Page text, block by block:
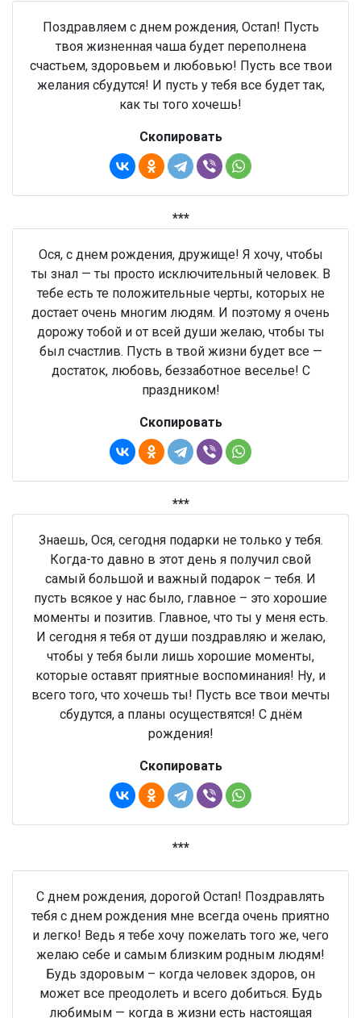
Поздравляем с днем рождения, Остап! Пусть
твоя жизненная чаша будет переполнена
счастьем, здоровьем и любовью! Пусть все твои
желания сбудутся! И пусть у тебя все будет так,
как ты того хочешь!
Скопировать
***
Ося, с днем рождения, дружище! Я хочу, чтобы
ты знал — ты просто исключительный человек. В
тебе есть те положительные черты, которых не
достает очень многим людям. И поэтому я очень
дорожу тобой и от всей души желаю, чтобы ты
был счастлив. Пусть в твой жизни будет все —
достаток, любовь, беззаботное веселье! С
праздником!
Скопировать
***
Знаешь, Ося, сегодня подарки не только у тебя.
Когда-то давно в этот день я получил свой
самый большой и важный подарок – тебя. И
пусть всякое у нас было, главное – это хорошие
моменты и позитив. Главное, что ты у меня есть.
И сегодня я тебя от души поздравляю и желаю,
чтобы у тебя были лишь хорошие моменты,
которые оставят приятные воспоминания! Ну, и
всего того, что хочешь ты! Пусть все твои мечты
сбудутся, а планы осуществятся! С днём
рождения!
Скопировать
***
С днем рождения, дорогой Остап! Поздравлять
тебя с днем рождения мне всегда очень приятно
и легко! Ведь я тебе хочу пожелать того же, чего
желаю себе и самым близким родным людям!
Будь здоровым – когда человек здоров, он
может все преодолеть и всего добиться. Будь
любимым — когда в жизни есть настоящая